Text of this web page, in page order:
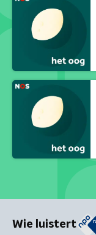
Wie luistert